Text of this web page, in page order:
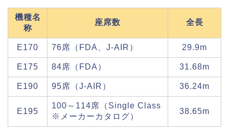
機種名
称
座席数 全長
E170 76席（FDA、J-AIR） 29.9m
E175 84席（FDA） 31.68m
E190 95席（J-AIR） 36.24m
E195
100～114席（Single Class
※メーカーカタログ）
38.65m